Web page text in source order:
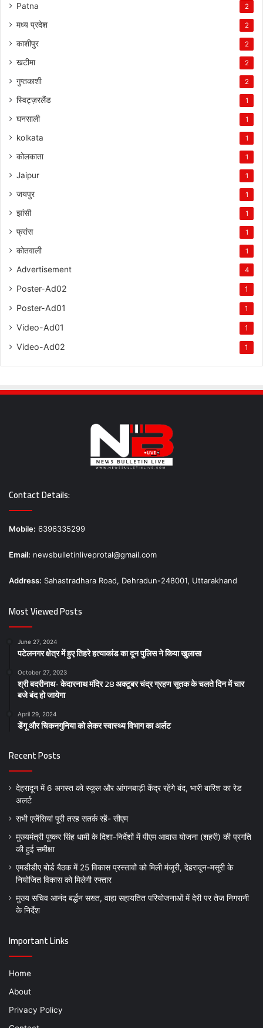
Patna 2
मध्य प्रदेश 2
काशीपुर 2
खटीमा 2
गुप्तकाशी 2
स्विट्ज़रलैंड 1
घनसाली 1
kolkata 1
कोलकाता 1
Jaipur 1
जयपुर 1
झांसी 1
फ्रांस 1
कोतवाली 1
Advertisement 4
Poster-Ad02 1
Poster-Ad01 1
Video-Ad01 1
Video-Ad02 1
Contact Details:
Mobile: 6396335299
Email: newsbulletinliveprotal@gmail.com
Address: Sahastradhara Road, Dehradun-248001, Uttarakhand
Most Viewed Posts
June 27, 2024
पटेलनगर क्षेत्र में हुए तिहरे हत्याकांड का दून पुलिस ने किया खुलासा
October 27, 2023
श्री बदरीनाथ- केदारनाथ मंदिर 28 अक्टूबर चंद्र ग्रहण सूतक के चलते दिन में चार
बजे बंद हो जायेगा
April 29, 2024
डेंगू और चिकनगुनिया को लेकर स्वास्थ्य विभाग का अर्लट
Recent Posts
देहरादून में 6 अगस्त को स्कूल और आंगनबाड़ी केंद्र रहेंगे बंद, भारी बारिश का रेड
अलर्ट
सभी एजेंसियां पूरी तरह सतर्क रहें- सीएम
मुख्यमंत्री पुष्कर सिंह धामी के दिशा-निर्देशों में पीएम आवास योजना (शहरी) की प्रगति
की हुई समीक्षा
एमडीडीए बोर्ड बैठक में 25 विकास प्रस्तावों को मिली मंजूरी, देहरादून-मसूरी के
नियोजित विकास को मिलेगी रफ्तार
मुख्य सचिव आनंद बर्द्धन सख्त, वाह्य सहायतित परियोजनाओं में देरी पर तेज निगरानी
के निर्देश
Important Links
Home
About
Privacy Policy